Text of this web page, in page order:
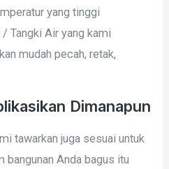
yang tinggi
Tangki Air yang kami
mudah pecah, retak,
Dimanapun
tawarkan juga sesuai untuk
Anda bagus itu